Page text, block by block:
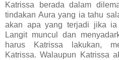
Katrissa berada dalam
tindakan Aura yang ia tahu
akan apa yang terjadi jika ia
Langit muncul dan
harus Katrissa lakukan,
Katrissa. Walaupun Katrissa